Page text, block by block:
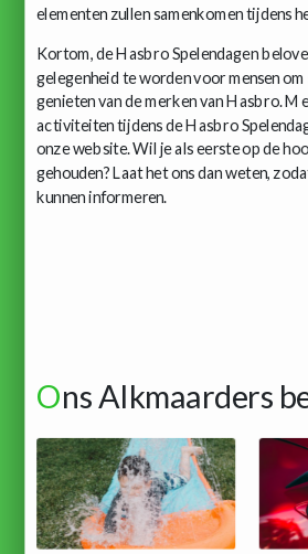
elementen zullen samenkomen tijdens
Kortom, de Hasbro Spelendagen
gelegenheid te worden voor mensen
genieten van de merken van Hasbro.
activiteiten tijdens de Hasbro
onze website. Wil je als eerste op de
gehouden? Laat het ons dan weten,
kunnen informeren.
Ons Alkmaarders